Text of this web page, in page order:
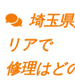
埼玉
リアで
修理はど